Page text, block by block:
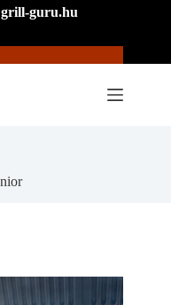
guru.hu